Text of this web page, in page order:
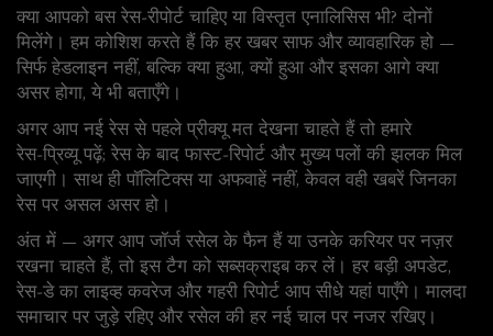
क्या आपको बस रेस‑रीपोर्ट चाहिए या विस्तृत एनालिसिस भी? दोनों
मिलेंगे। हम कोशिश करते हैं कि हर खबर साफ और व्यावहारिक हो —
सिर्फ हेडलाइन नहीं, बल्कि क्या हुआ, क्यों हुआ और इसका आगे क्या
असर होगा, ये भी बताएँगे।
अगर आप नई रेस से पहले प्रीक्यू मत देखना चाहते हैं तो हमारे
रेस‑प्रिव्यू पढ़ें; रेस के बाद फास्ट‑रिपोर्ट और मुख्य पलों की झलक मिल
जाएगी। साथ ही पॉलिटिक्स या अफवाहें नहीं, केवल वही खबरें जिनका
रेस पर असल असर हो।
अंत में — अगर आप जॉर्ज रसेल के फैन हैं या उनके करियर पर नज़र
रखना चाहते हैं, तो इस टैग को सब्सक्राइब कर लें। हर बड़ी अपडेट,
रेस‑डे का लाइव्ह कवरेज और गहरी रिपोर्ट आप सीधे यहां पाएँगे। मालदा
समाचार पर जुड़े रहिए और रसेल की हर नई चाल पर नजर रखिए।